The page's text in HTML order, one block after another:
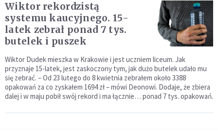
Wiktor rekordzistą
systemu kaucyjnego. 15-
latek zebrał ponad 7 tys.
butelek i puszek
Wiktor Dudek mieszka w Krakowie i jest uczniem liceum. Jak
przyznaje 15-latek, jest zaskoczony tym, jak dużo butelek udało mu
się zebrać. – Od 23 lutego do 8 kwietnia zebrałem około 3388
opakowań za co zyskałem 1694 zł – mówi Deonowi. Dodaje, że zbiera
dalej i w maju pobił swój rekord i ma łącznie… ponad 7 tys. opakowań.